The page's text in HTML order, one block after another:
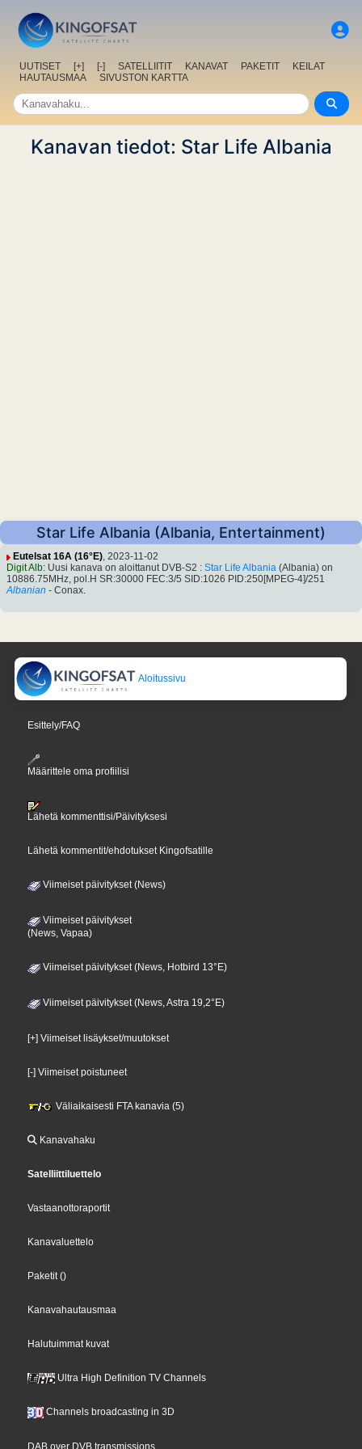
UUTISET [+] [-] SATELLIITIT KANAVAT PAKETIT
KEILAT
HAUTAUSMAA
SIVUSTON KARTTA
Kanavan tiedot: Star Life Albania
Star Life Albania (Albania, Entertainment)
Eutelsat 16A (16°E), 2023-11-02
Digit Alb: Uusi kanava on aloittanut DVB-S2 : Star Life Albania (Albania) on
10886.75MHz, pol.H SR:30000 FEC:3/5 SID:1026 PID:250[MPEG-4]/251
Albanian - Conax.
Aloitussivu
Esittely/FAQ
Määrittele oma profiilisi
Lähetä kommenttisi/Päivityksesi
Lähetä kommentit/ehdotukset Kingofsatille
Viimeiset päivitykset (News)
Viimeiset päivitykset
(News, Vapaa)
Viimeiset päivitykset (News, Hotbird 13°E)
Viimeiset päivitykset (News, Astra 19,2°E)
[+] Viimeiset lisäykset/muutokset
[-] Viimeiset poistuneet
Väliaikaisesti FTA kanavia (5)
Kanavahaku
Satelliittiluettelo
Vastaanottoraportit
Kanavaluettelo
Paketit()
Kanavahautausmaa
Halutuimmat kuvat
Ultra High Definition TV Channels
Channels broadcasting in 3D